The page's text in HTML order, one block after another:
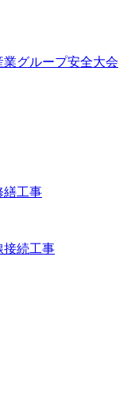
業グループ安全大会
繕工事
接続工事